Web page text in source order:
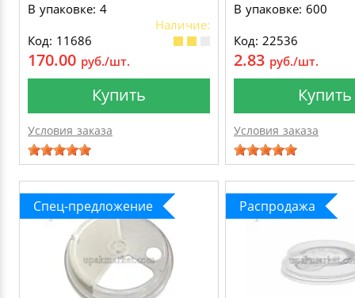
В упаковке: 4
Наличие:
Код: 11686
170.00 руб./шт.
Купить
Условия заказа
В упаковке: 600
Код: 22536
2.83 руб./шт.
Купить
Условия заказа
Спец-предложение Распродажа